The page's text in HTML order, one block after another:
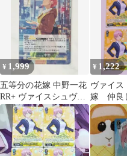
¥ 1,999
五等分の花嫁 中野一花
RR+ ヴァイスシュヴァ
ルツ 超美品 パラレ
ル
¥ 1,222
ヴァイ
嫁 仲良
一花
最終値下